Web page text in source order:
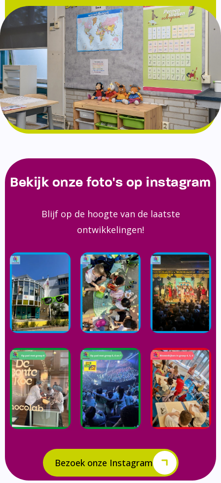
Bekijk onze foto's op instagram
Blijf op de hoogte van de laatste
ontwikkelingen!
Bezoek onze Instagram